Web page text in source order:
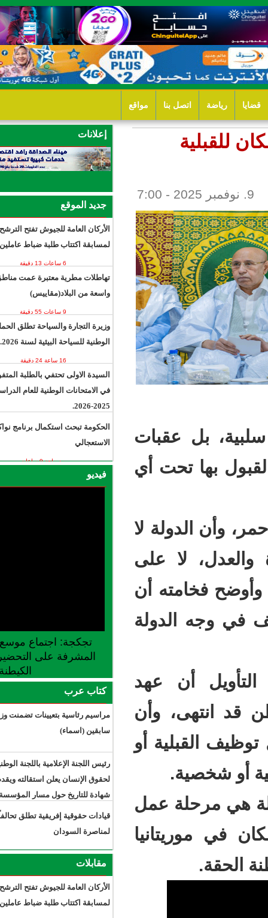
بنا مواقع
أي
لا
على
أن
عهد
وأن
أو
عمل
الأركان العامة للجيوش تفتح الترشح
لمسابقة اكتتاب طلبة ضباط عاملين
6 ساعات 13 دقيقة
تهاطلات مطرية معتبرة عمت مناطق
واسعة من البلاد(مقاييس)
وزيرة التجارة والسياحة تطلق الحملة
الوطنية للسياحة البيئية لسنة 2026.
16 ساعة 24 دقيقة
السيدة الاولى تحتفي بالطلبة المتفوقين
في الامتحانات الوطنية للعام الدراسي
الحكومة تبحث استكمال برنامج نواكشوط
الاستعجالي
يوم واحد 9 ساعات
فيديو
تجكجة: اجتماع موسع للجنة الجهوية
المشرفة على التحضير لإطلاق موسم
كتاب عرب
مراسيم رئاسية بتعيينات تضمنت وزراء
سابقين (اسماء)
رئيس اللجنة الإعلامية باللجنة الوطنية
لحقوق الإنسان يعلن استقالته ويقدم
شهادة للتاريخ حول مسار المؤسسة
قيادات حقوقية إفريقية تطلق تحالفاً
لمناصرة السودان
الأركان العامة للجيوش تفتح الترشح
لمسابقة اكتتاب طلبة ضباط عاملين